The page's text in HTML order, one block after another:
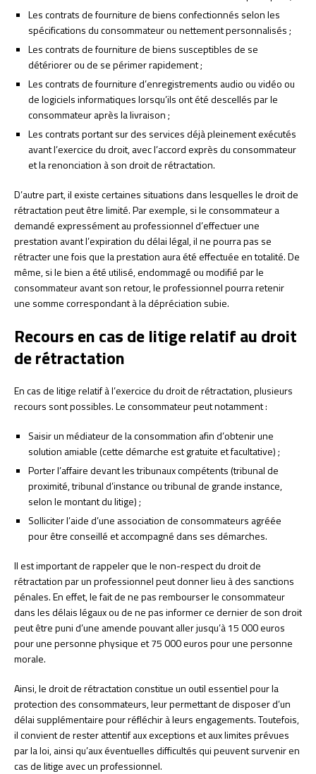
Les contrats de fourniture de biens confectionnés selon les
spécifications du consommateur ou nettement personnalisés ;
Les contrats de fourniture de biens susceptibles de se
détériorer ou de se périmer rapidement ;
Les contrats de fourniture d’enregistrements audio ou vidéo ou
de logiciels informatiques lorsqu’ils ont été descellés par le
consommateur après la livraison ;
Les contrats portant sur des services déjà pleinement exécutés
avant l’exercice du droit, avec l’accord exprès du consommateur
et la renonciation à son droit de rétractation.
D’autre part, il existe certaines situations dans lesquelles le droit de
rétractation peut être limité. Par exemple, si le consommateur a
demandé expressément au professionnel d’effectuer une
prestation avant l’expiration du délai légal, il ne pourra pas se
rétracter une fois que la prestation aura été effectuée en totalité. De
même, si le bien a été utilisé, endommagé ou modifié par le
consommateur avant son retour, le professionnel pourra retenir
une somme correspondant à la dépréciation subie.
Recours en cas de litige relatif au droit
de rétractation
En cas de litige relatif à l’exercice du droit de rétractation, plusieurs
recours sont possibles. Le consommateur peut notamment :
Saisir un médiateur de la consommation afin d’obtenir une
solution amiable (cette démarche est gratuite et facultative) ;
Porter l’affaire devant les tribunaux compétents (tribunal de
proximité, tribunal d’instance ou tribunal de grande instance,
selon le montant du litige) ;
Solliciter l’aide d’une association de consommateurs agréée
pour être conseillé et accompagné dans ses démarches.
Il est important de rappeler que le non-respect du droit de
rétractation par un professionnel peut donner lieu à des sanctions
pénales. En effet, le fait de ne pas rembourser le consommateur
dans les délais légaux ou de ne pas informer ce dernier de son droit
peut être puni d’une amende pouvant aller jusqu’à 15 000 euros
pour une personne physique et 75 000 euros pour une personne
morale.
Ainsi, le droit de rétractation constitue un outil essentiel pour la
protection des consommateurs, leur permettant de disposer d’un
délai supplémentaire pour réfléchir à leurs engagements. Toutefois,
il convient de rester attentif aux exceptions et aux limites prévues
par la loi, ainsi qu’aux éventuelles difficultés qui peuvent survenir en
cas de litige avec un professionnel.